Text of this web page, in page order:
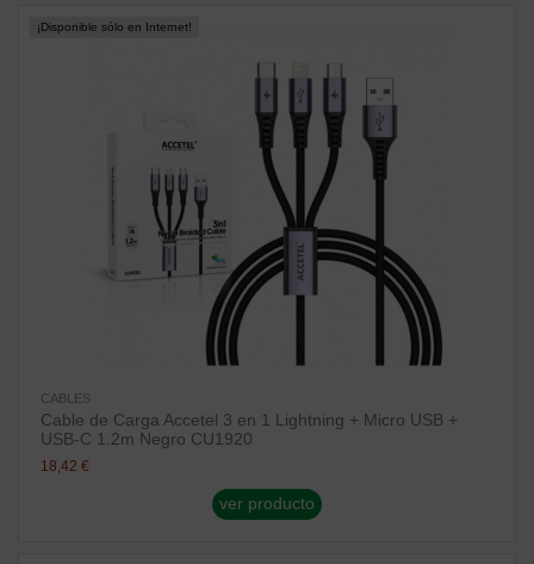
¡Disponible sólo en Internet!
CABLES
Cable de Carga Accetel 3 en 1 Lightning + Micro USB +
USB-C 1.2m Negro CU1920
18,42 €
ver producto